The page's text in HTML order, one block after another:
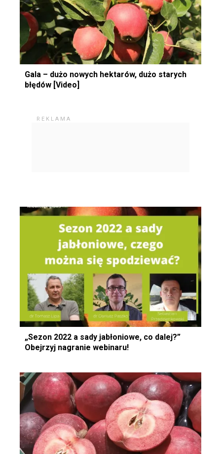
Gala – dużo nowych hektarów, dużo starych
błędów [Video]
„Sezon 2022 a sady jabłoniowe, co dalej?”
Obejrzyj nagranie webinaru!